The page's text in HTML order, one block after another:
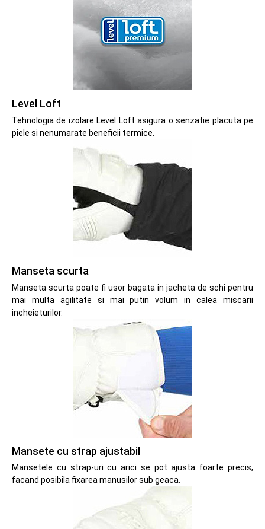
Level Loft
Tehnologia de izolare Level Loft asigura o senzatie placuta pe
piele si nenumarate beneficii termice.
Manseta scurta
Manseta scurta poate fi usor bagata in jacheta de schi pentru
mai multa agilitate si mai putin volum in calea miscarii
incheieturilor.
Mansete cu strap ajustabil
Mansetele cu strap-uri cu arici se pot ajusta foarte precis,
facand posibila fixarea manusilor sub geaca.